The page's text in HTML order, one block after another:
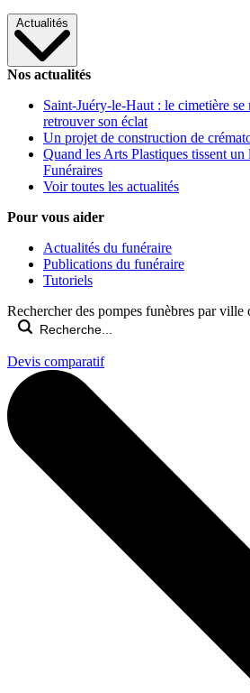
Actualités
Nos actualités
Saint-Juéry-le-Haut : le cimetière se
retrouver son éclat
Un projet de construction de
Quand les Arts Plastiques tissent
Funéraires
Voir toutes les actualités
Pour vous aider
Actualités du funéraire
Publications du funéraire
Tutoriels
Rechercher des pompes funèbres par ville
Devis comparatif